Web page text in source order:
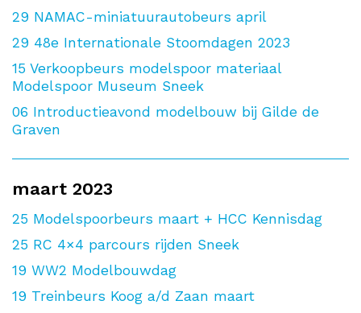
29 NAMAC-miniatuurautobeurs april
29 48e Internationale Stoomdagen 2023
15 Verkoopbeurs modelspoor materiaal
Modelspoor Museum Sneek
06 Introductieavond modelbouw bij Gilde de
Graven
maart 2023
25 Modelspoorbeurs maart + HCC Kennisdag
25 RC 4×4 parcours rijden Sneek
19 WW2 Modelbouwdag
19 Treinbeurs Koog a/d Zaan maart